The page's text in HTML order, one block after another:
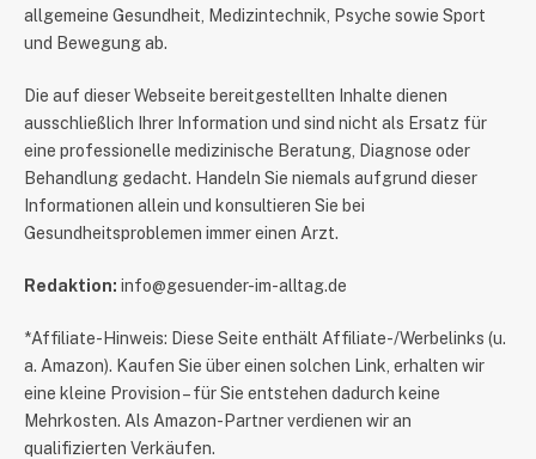
allgemeine Gesundheit, Medizintechnik, Psyche sowie Sport
und Bewegung ab.
Die auf dieser Webseite bereitgestellten Inhalte dienen
ausschließlich Ihrer Information und sind nicht als Ersatz für
eine professionelle medizinische Beratung, Diagnose oder
Behandlung gedacht. Handeln Sie niemals aufgrund dieser
Informationen allein und konsultieren Sie bei
Gesundheitsproblemen immer einen Arzt.
Redaktion: info@gesuender-im-alltag.de
*Affiliate-Hinweis: Diese Seite enthält Affiliate-/Werbelinks (u.
a. Amazon). Kaufen Sie über einen solchen Link, erhalten wir
eine kleine Provision – für Sie entstehen dadurch keine
Mehrkosten. Als Amazon-Partner verdienen wir an
qualifizierten Verkäufen.